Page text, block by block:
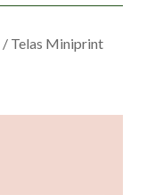
/ Telas Miniprint